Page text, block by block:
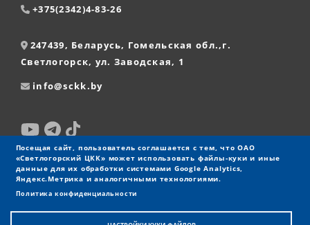
+375(2342)4-83-26
247439, Беларусь, Гомельская обл.,г.
Светлогорск, ул. Заводская, 1
info@sckk.by
Посещая сайт, пользователь соглашается с тем, что ОАО
«Светлогорский ЦКК» может использовать файлы-куки и иные
данные для их обработки системами Google Analytics,
Яндекс.Метрика и аналогичными технологиями.
Политика конфиденциальности